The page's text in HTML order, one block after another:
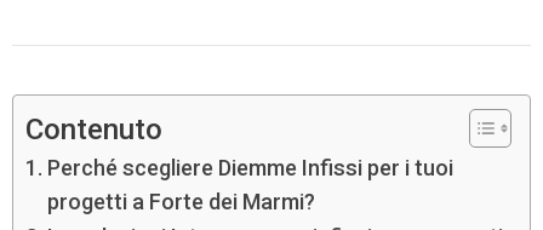
Contenuto
Perché scegliere Diemme Infissi per i tuoi
progetti a Forte dei Marmi?